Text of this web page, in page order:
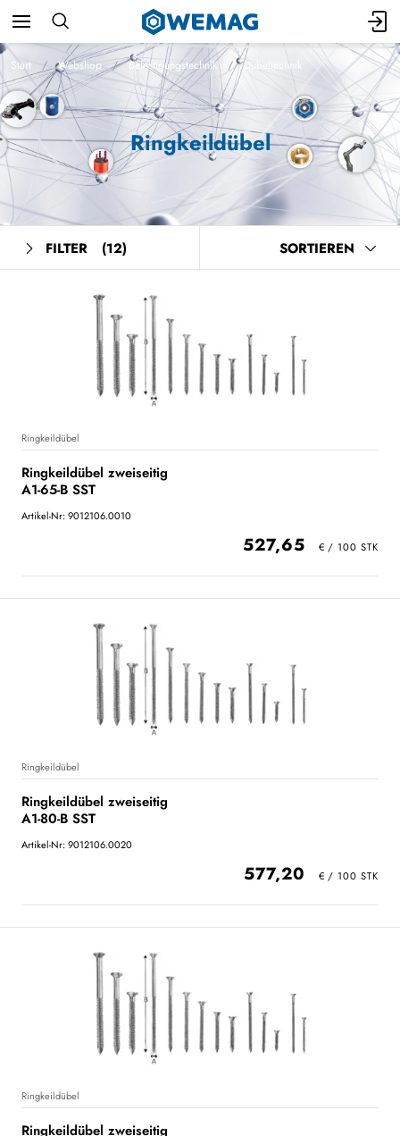
Start Webshop Befestigungstechnik Dübeltechnik
Ringkeildübel
FILTER (12) SORTIEREN
Ringkeildübel
Ringkeildübel zweiseitig
A1-65-B SST
Artikel-Nr: 9012106.0010
527,65
Ringkeildübel
Ringkeildübel zweiseitig
A1-80-B SST
Artikel-Nr: 9012106.0020
577,20
Ringkeildübel
Ringkeildübel zweiseitig